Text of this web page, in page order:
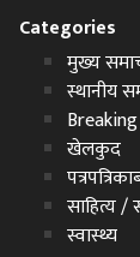
Categories
मुख्य
स्थानीय
खेलकुद
साहित्य /
स्वास्थ्य